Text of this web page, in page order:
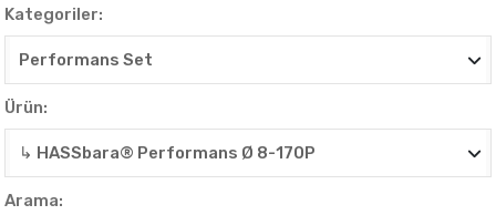
Kategoriler:
Ürün:
Arama: